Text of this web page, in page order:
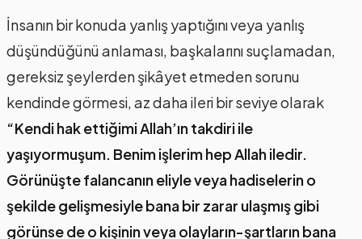
İnsanın bir konuda yanlış yaptığını veya yanlış
düşündüğünü anlaması, başkalarını suçlamadan,
gereksiz şeylerden şikâyet etmeden sorunu
kendinde görmesi, az daha ileri bir seviye olarak
“Kendi hak ettiğimi Allah’ın takdiri ile
yaşıyormuşum. Benim işlerim hep Allah iledir.
Görünüşte falancanın eliyle veya hadiselerin o
şekilde gelişmesiyle bana bir zarar ulaşmış gibi
görünse de o kişinin veya olayların-şartların bana